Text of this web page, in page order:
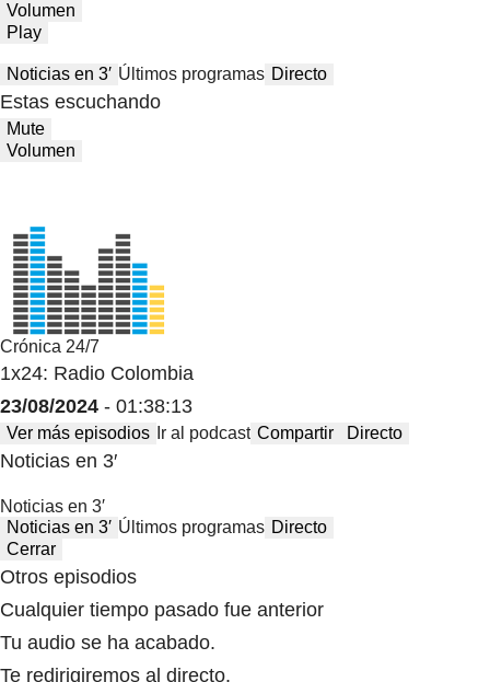
Volumen
Play
Noticias en 3′ Últimos programas Directo
Estas escuchando
Mute
Volumen
Crónica 24/7
1x24: Radio Colombia
23/08/2024 - 01:38:13
Ver más episodios Ir al podcast Compartir Directo
Noticias en 3′
Noticias en 3′
Noticias en 3′ Últimos programas Directo
Cerrar
Otros episodios
Cualquier tiempo pasado fue anterior
Tu audio se ha acabado.
Te redirigiremos al directo.